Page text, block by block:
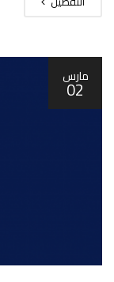
مارس
02